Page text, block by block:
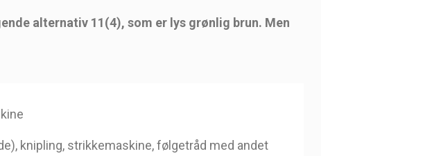
alternativ 11(4), som er lys grønlig brun. Men
knipling, strikkemaskine, følgetråd med andet